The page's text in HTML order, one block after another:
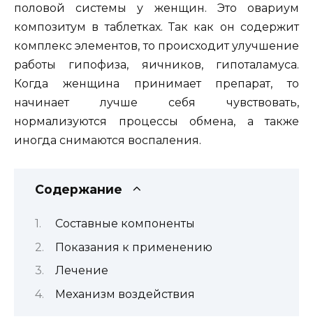
половой системы у женщин. Это овариум
композитум в таблетках. Так как он содержит
комплекс элементов, то происходит улучшение
работы гипофиза, яичников, гипоталамуса.
Когда женщина принимает препарат, то
начинает лучше себя чувствовать,
нормализуются процессы обмена, а также
иногда снимаются воспаления.
Содержание
Составные компоненты
Показания к применению
Лечение
Механизм воздействия